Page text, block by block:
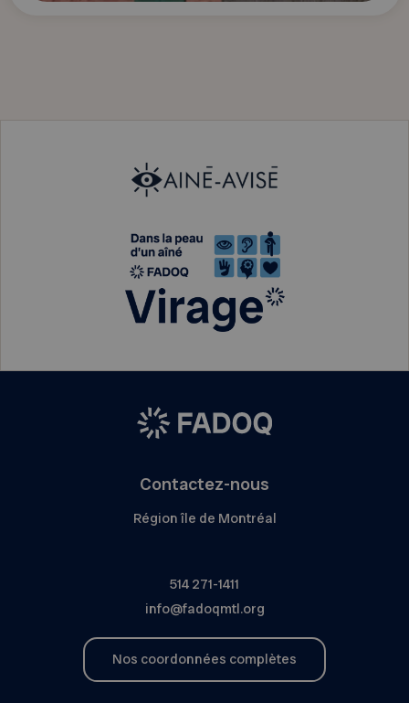
Contactez-nous
Région île de Montréal
514 271-1411
info@fadoqmtl.org
Nos coordonnées complètes